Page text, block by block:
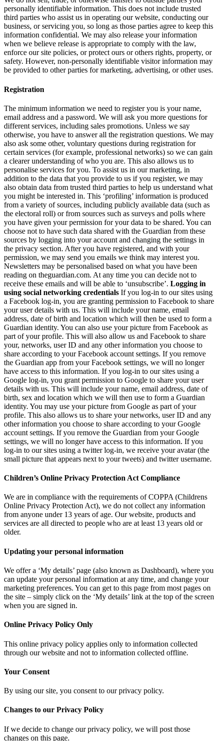
personally identifiable information. This does not include trusted
third parties who assist us in operating our website, conducting our
business, or servicing you, so long as those parties agree to keep this
information confidential. We may also release your information
when we believe release is appropriate to comply with the law,
enforce our site policies, or protect ours or others rights, property, or
safety. However, non-personally identifiable visitor information may
be provided to other parties for marketing, advertising, or other uses.
Registration
The minimum information we need to register you is your name,
email address and a password. We will ask you more questions for
different services, including sales promotions. Unless we say
otherwise, you have to answer all the registration questions. We may
also ask some other, voluntary questions during registration for
certain services (for example, professional networks) so we can gain
a clearer understanding of who you are. This also allows us to
personalise services for you. To assist us in our marketing, in
addition to the data that you provide to us if you register, we may
also obtain data from trusted third parties to help us understand what
you might be interested in. This ‘profiling’ information is produced
from a variety of sources, including publicly available data (such as
the electoral roll) or from sources such as surveys and polls where
you have given your permission for your data to be shared. You can
choose not to have such data shared with the Guardian from these
sources by logging into your account and changing the settings in
the privacy section. After you have registered, and with your
permission, we may send you emails we think may interest you.
Newsletters may be personalised based on what you have been
reading on theguardian.com. At any time you can decide not to
receive these emails and will be able to ‘unsubscribe’. Logging in
using social networking credentials If you log-in to our sites using
a Facebook log-in, you are granting permission to Facebook to share
your user details with us. This will include your name, email
address, date of birth and location which will then be used to form a
Guardian identity. You can also use your picture from Facebook as
part of your profile. This will also allow us and Facebook to share
your, networks, user ID and any other information you choose to
share according to your Facebook account settings. If you remove
the Guardian app from your Facebook settings, we will no longer
have access to this information. If you log-in to our sites using a
Google log-in, you grant permission to Google to share your user
details with us. This will include your name, email address, date of
birth, sex and location which we will then use to form a Guardian
identity. You may use your picture from Google as part of your
profile. This also allows us to share your networks, user ID and any
other information you choose to share according to your Google
account settings. If you remove the Guardian from your Google
settings, we will no longer have access to this information. If you
log-in to our sites using a twitter log-in, we receive your avatar (the
small picture that appears next to your tweets) and twitter username.
Children’s Online Privacy Protection Act Compliance
We are in compliance with the requirements of COPPA (Childrens
Online Privacy Protection Act), we do not collect any information
from anyone under 13 years of age. Our website, products and
services are all directed to people who are at least 13 years old or
older.
Updating your personal information
We offer a ‘My details’ page (also known as Dashboard), where you
can update your personal information at any time, and change your
marketing preferences. You can get to this page from most pages on
the site – simply click on the ‘My details’ link at the top of the screen
when you are signed in.
Online Privacy Policy Only
This online privacy policy applies only to information collected
through our website and not to information collected offline.
Your Consent
By using our site, you consent to our privacy policy.
Changes to our Privacy Policy
If we decide to change our privacy policy, we will post those
changes on this page.